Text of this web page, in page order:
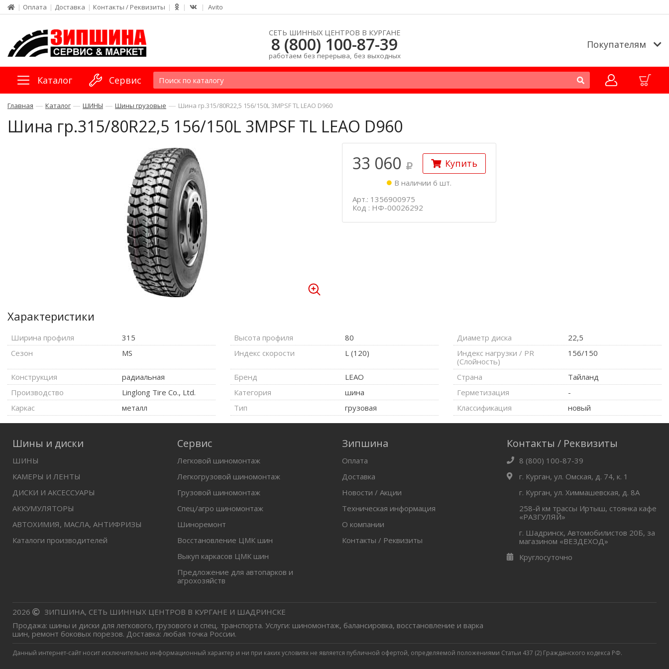
| Оплата | Доставка | Контакты / Реквизиты | | | Avito
СЕТЬ ШИННЫХ ЦЕНТРОВ В КУРГАНЕ
8 (800) 100-87-39
работаем без перерыва, без выходных
Покупателям
Каталог Сервис
Главная — Каталог — ШИНЫ — Шины грузовые — Шина гр.315/80R22,5 156/150L 3MPSF TL LEAO D960
Шина гр.315/80R22,5 156/150L 3MPSF TL LEAO D960
33 060
Купить
В наличии 6 шт.
Арт.: 1356900975
Код : НФ-00026292
Характеристики
Ширина профиля 315 Высота профиля 80 Диаметр диска
22,5
Сезон
MS Индекс скорости L (120)
Индекс нагрузки / PR
(Слойность)
156/150
Конструкция радиальная Бренд LEAO Страна
Тайланд
Производство
Linglong Tire Co., Ltd. Категория шина Герметизация
-
Каркас
металл Тип грузовая Классификация новый
Шины и диски
ШИНЫ
КАМЕРЫ И ЛЕНТЫ
ДИСКИ И АКСЕССУАРЫ
АККУМУЛЯТОРЫ
АВТОХИМИЯ, МАСЛА, АНТИФРИЗЫ
Каталоги производителей
Сервис
Легковой шиномонтаж
Легкогрузовой шиномонтаж
Грузовой шиномонтаж
Спец/агро шиномонтаж
Шиноремонт
Восстановление ЦМК шин
Выкуп каркасов ЦМК шин
Предложение для автопарков и
агрохозяйств
Зипшина
Оплата
Доставка
Новости / Акции
Техническая информация
О компании
Контакты / Реквизиты
Контакты / Реквизиты
8 (800) 100-87-39
г. Курган, ул. Омская, д. 74, к. 1
г. Курган, ул. Химмашевская, д. 8А
258-й км трассы Иртыш, стоянка кафе
«РАЗГУЛЯЙ»
г. Шадринск, Автомобилистов 20Б, за
магазином «ВЕЗДЕХОД»
Круглосуточно
2026
ЗИПШИНА, СЕТЬ ШИННЫХ ЦЕНТРОВ В КУРГАНЕ И ШАДРИНСКЕ
Продажа: шины и диски для легкового, грузового и спец. транспорта. Услуги: шиномонтаж, балансировка, восстановление и варка
шин, ремонт боковых порезов. Доставка: любая точка России.
Данный интернет-сайт носит исключительно информационный характер и ни при каких условиях не является публичной офертой, определяемой положениями Статьи 437 (2) Гражданского кодекса РФ.